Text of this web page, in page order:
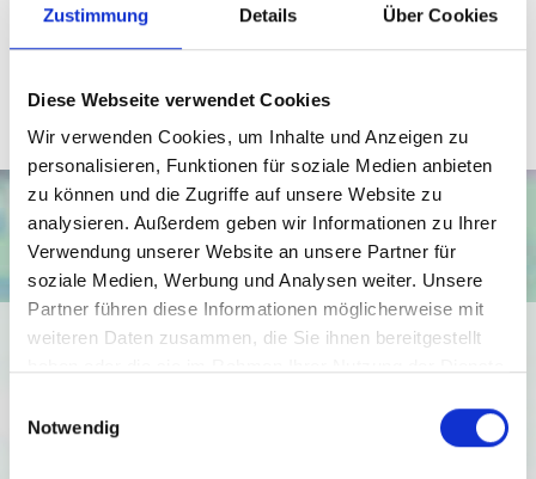
Zustimmung Details Über Cookies
Diese Webseite verwendet Cookies
Wir verwenden Cookies, um Inhalte und Anzeigen zu
personalisieren, Funktionen für soziale Medien anbieten
zu können und die Zugriffe auf unsere Website zu
analysieren. Außerdem geben wir Informationen zu Ihrer
Verwendung unserer Website an unsere Partner für
soziale Medien, Werbung und Analysen weiter. Unsere
Partner führen diese Informationen möglicherweise mit
weiteren Daten zusammen, die Sie ihnen bereitgestellt
Notwendig
Telefax: 0571 870 490 05
weihe@wb-immobilien.de
Ich bin damit einverstanden, dass mir Karten von Google
angezeigt werden. Es gelten die
(https://policies.google.com/privacy